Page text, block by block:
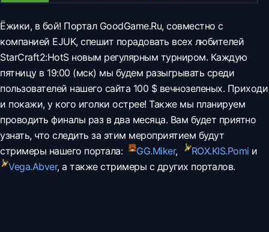
Ёжики, в бой! Портал GoodGame.Ru, совместно с
компанией EJUK, спешит порадовать всех любителей
StarCraft2:HotS новым регулярным турниром. Каждую
пятницу в 19:00 (мск) мы будем разыгрывать среди
пользователей нашего сайта 100 $ вечнозеленых. Приходи
и покажи, у кого иголки острее! Также мы планируем
проводить финалы раз в два месяца. Вам будет приятно
узнать, что следить за этим мероприятием будут
стримеры нашего портала:
GG.Miker, ROX.KIS.Pomi и
Vega.Abver, а также стримеры с других порталов.